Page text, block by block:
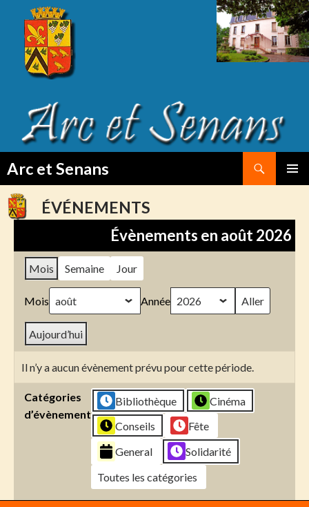
Arc et Senans
TO
CONTENTÉVÉNEMENTS
Évènements en août 2026
Mois Semaine Jour
Mois Année
Aujourd’hui
Il n’y a aucun évènement prévu pour cette période.
Catégories
d’évènement
Bibliothèque
Cinéma
Conseils
Fête
General
Solidarité
Toutes les catégories